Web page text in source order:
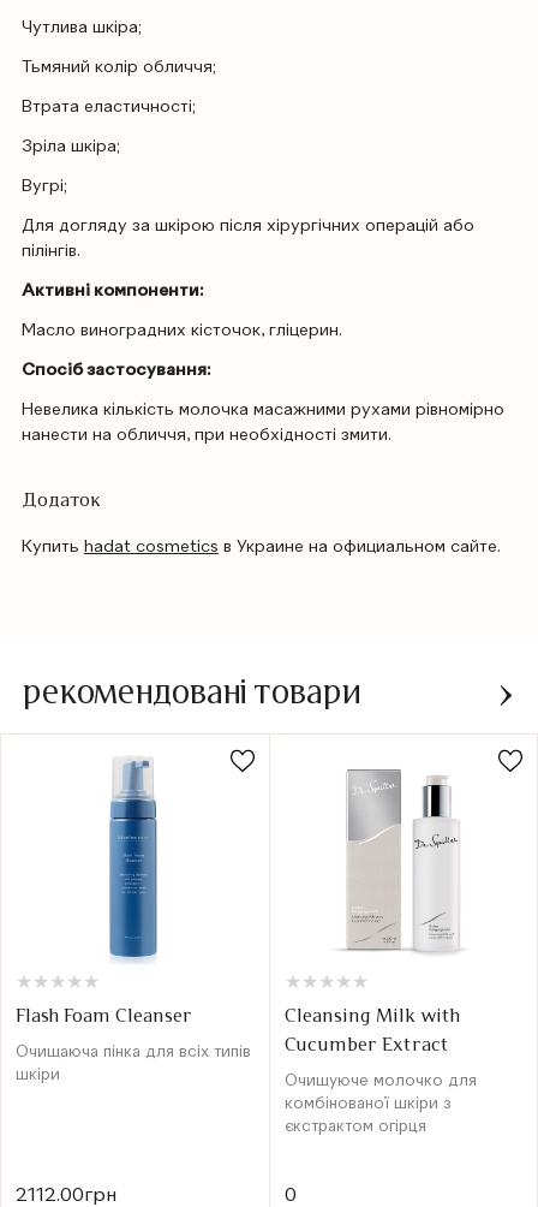
Чутлива шкіра;
Тьмяний колір обличчя;
Втрата еластичності;
Зріла шкіра;
Вугрі;
Для догляду за шкірою після хірургічних операцій або
пілінгів.
Активні компоненти:
Масло виноградних кісточок, гліцерин.
Спосіб застосування:
Невелика кількість молочка масажними рухами рівномірно
нанести на обличчя, при необхідності змити.
Додаток
Купить hadat cosmetics в Украине на официальном сайте.
рекомендовані товари
★
★ ★
★ ★
★ ★
★ ★
★
Flash Foam Cleanser
Очищаюча пінка для всіх типів
шкіри
2112.00грн
★
★ ★
★ ★
★ ★
★ ★
★
Cleansing Milk with
Cucumber Extract
Очищуюче молочко для
комбінованої шкіри з
єкстрактом огірця
0